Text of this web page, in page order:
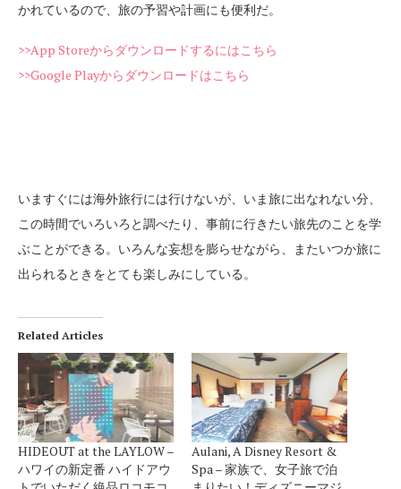
かれているので、旅の予習や計画にも便利だ。
>>App Storeからダウンロードするにはこちら
>>Google Playからダウンロードはこちら
いますぐには海外旅行には行けないが、いま旅に出なれない分、
この時間でいろいろと調べたり、事前に行きたい旅先のことを学
ぶことができる。いろんな妄想を膨らせながら、またいつか旅に
出られるときをとても楽しみにしている。
Related Articles
HIDEOUT at the LAYLOW –
ハワイの新定番 ハイドアウ
Aulani, A Disney Resort &
Spa – 家族で、女子旅で泊